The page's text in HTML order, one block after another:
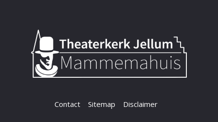
Contact Sitemap Disclaimer